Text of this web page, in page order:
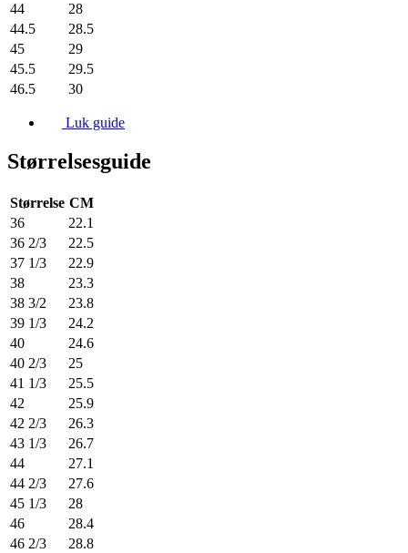
44
28
44.5
28.5
45
29
45.5
29.5
46.5
30
Luk guide
Størrelsesguide
Størrelse CM
36
22.1
36 2/3
22.5
37 1/3
22.9
38
23.3
38 3/2
23.8
39 1/3
24.2
40
24.6
40 2/3
25
41 1/3
25.5
42
25.9
42 2/3
26.3
43 1/3
26.7
44
27.1
44 2/3
27.6
45 1/3
28
46
28.4
46 2/3
28.8